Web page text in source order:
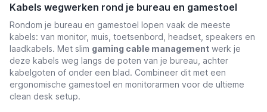
Kabels wegwerken rond je bureau en gamestoel
Rondom je bureau en gamestoel lopen vaak de meeste
kabels: van monitor, muis, toetsenbord, headset, speakers en
laadkabels. Met slim gaming cable management werk je
deze kabels weg langs de poten van je bureau, achter
kabelgoten of onder een blad. Combineer dit met een
ergonomische gamestoel en monitorarmen voor de ultieme
clean desk setup.